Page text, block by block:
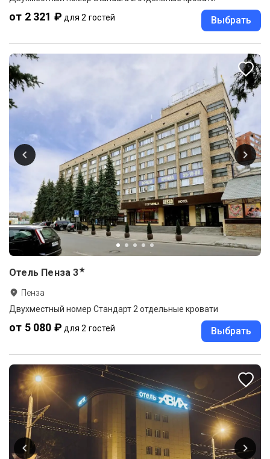
от 2 321 ₽ для 2 гостей Выбрать
Отель Пенза 3★
Пенза
Двухместный номер Стандарт 2 отдельные кровати
от 5 080 ₽ для 2 гостей Выбрать